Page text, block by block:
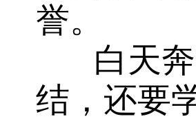
誉。
白天奔
结，还要